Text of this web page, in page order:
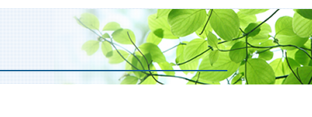
者 請求期間
利益 計算
障害 逸失利益
割合 保険金
執行猶予
被害届
前科
回避
されたら 裁判